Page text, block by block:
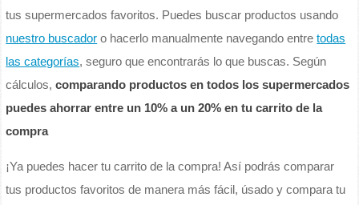
tus supermercados favoritos. Puedes buscar productos usando
nuestro buscador o hacerlo manualmente navegando entretodas
las categorías, seguro que encontrarás lo que buscas. Según
cálculos,comparando productos en todos los supermercados
puedes ahorrar entre un 10% a un 20% en tu carrito de la
compra
¡Ya puedes hacer tu carrito de la compra! Así podrás comparar
tus productos favoritos de manera más fácil, úsado y compara tu